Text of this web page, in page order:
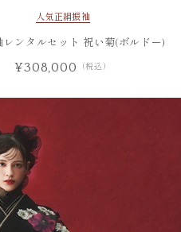
人気 正絹振袖
レンタルセット 祝い菊(ボルドー)
¥308,000 （税込）